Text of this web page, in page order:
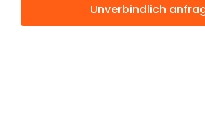
Unverbindlich